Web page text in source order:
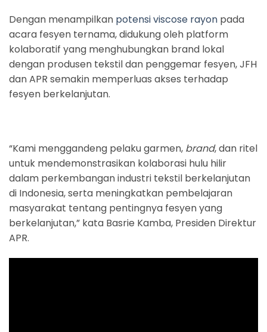
Dengan menampilkan potensi viscose rayon pada
acara fesyen ternama, didukung oleh platform
kolaboratif yang menghubungkan brand lokal
dengan produsen tekstil dan penggemar fesyen, JFH
dan APR semakin memperluas akses terhadap
fesyen berkelanjutan.
“Kami menggandeng pelaku garmen, brand, dan ritel
untuk mendemonstrasikan kolaborasi hulu hilir
dalam perkembangan industri tekstil berkelanjutan
di Indonesia, serta meningkatkan pembelajaran
masyarakat tentang pentingnya fesyen yang
berkelanjutan,” kata Basrie Kamba, Presiden Direktur
APR.